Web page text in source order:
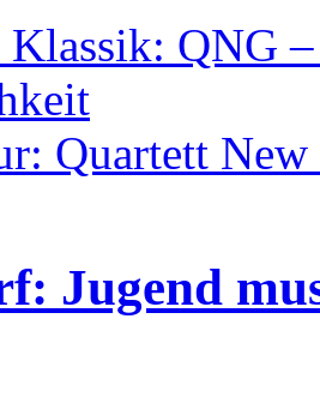
Klassik: QNG
Quartett New
Jugend